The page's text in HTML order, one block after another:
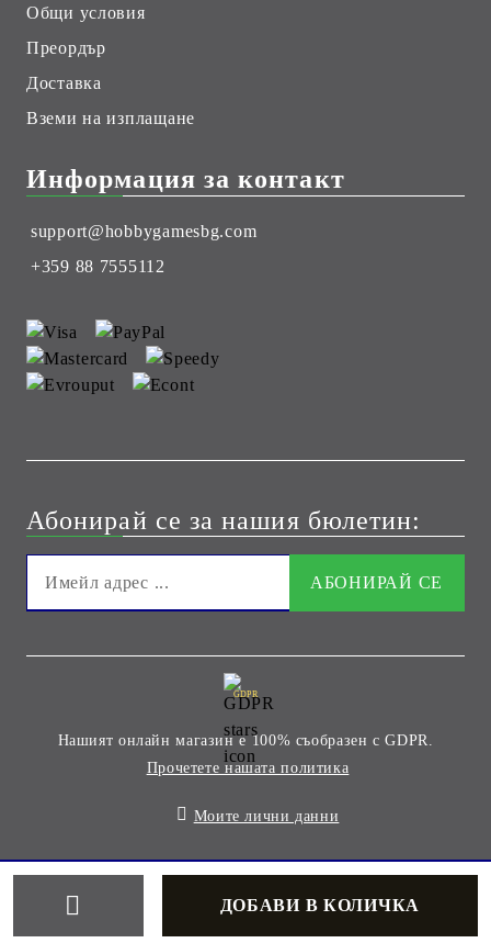
Общи условия
Преордър
Доставка
Вземи на изплащане
Информация за контакт
support@hobbygamesbg.com
+359 88 7555112
Абонирай се за нашия бюлетин:
GDPR
Нашият онлайн магазин е 100% съобразен с GDPR.
Прочетете нашата политика
Моите лични данни